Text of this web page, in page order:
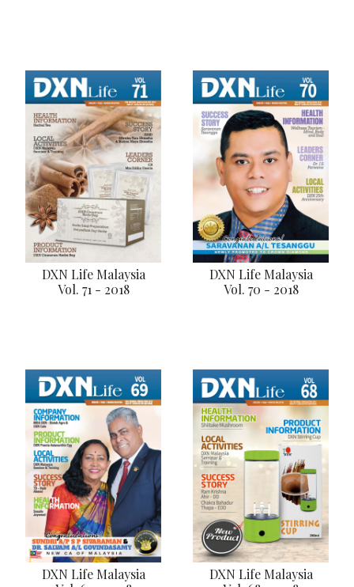
DXN Life Malaysia
Vol. 71 - 2018
DXN Life Malaysia
Vol. 70 - 2018
DXN Life Malaysia
DXN Life Malaysia